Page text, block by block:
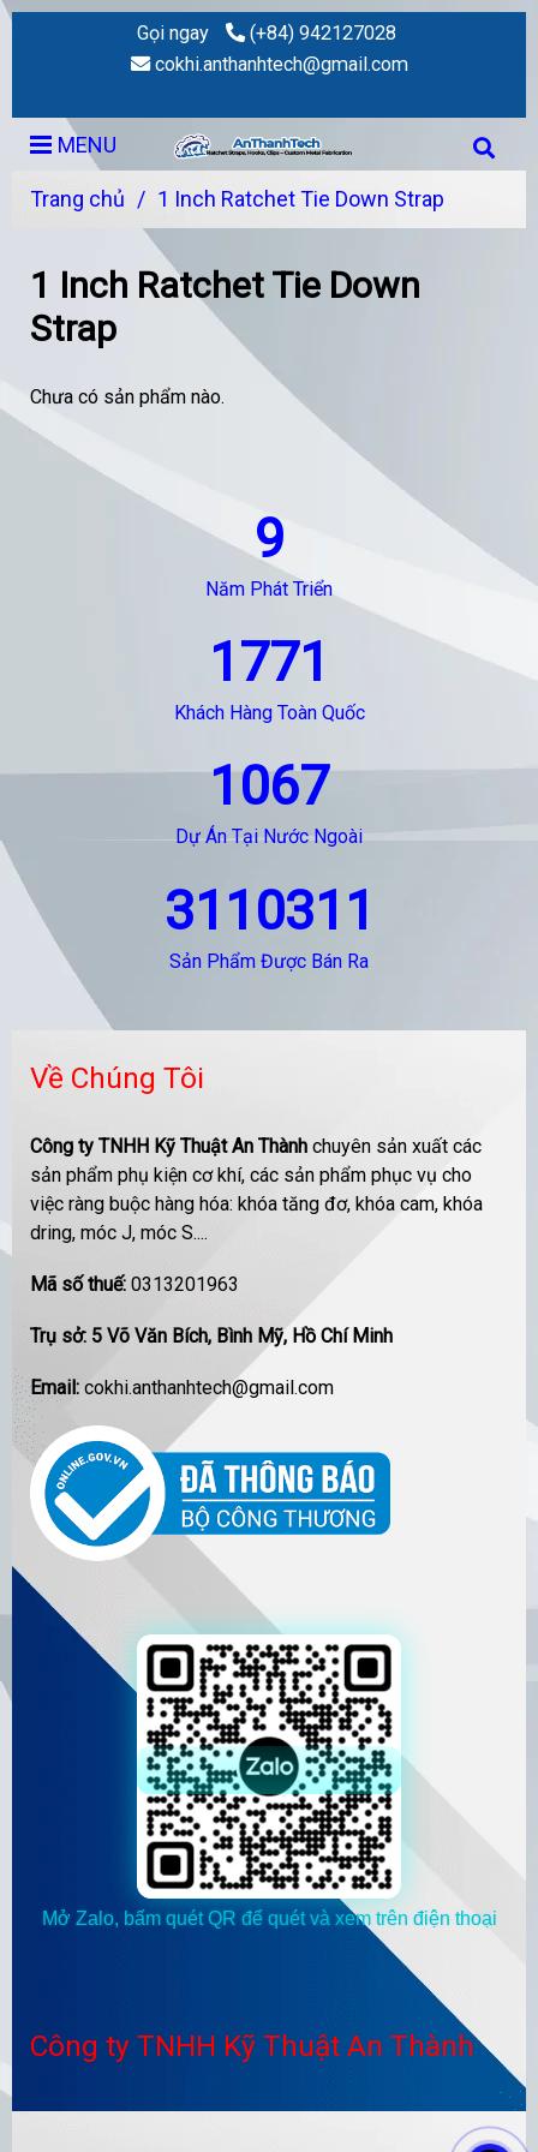
Gọi ngay
(+84) 942127028
cokhi.anthanhtech@gmail.com
MENU
Trang chủ / 1 Inch Ratchet Tie Down Strap
1 Inch Ratchet Tie Down
Strap
Chưa có sản phẩm nào.
9
Năm Phát Triển
1771
Khách Hàng Toàn Quốc
1067
Dự Án Tại Nước Ngoài
3110311
Sản Phẩm Được Bán Ra
Về Chúng Tôi
Công ty TNHH Kỹ Thuật An Thành chuyên sản xuất các
sản phẩm phụ kiện cơ khí, các sản phẩm phục vụ cho
việc ràng buộc hàng hóa: khóa tăng đơ, khóa cam, khóa
dring, móc J, móc S....
Mã số thuế: 0313201963
Trụ sở: 5 Võ Văn Bích, Bình Mỹ, Hồ Chí Minh
Email: cokhi.anthanhtech@gmail.com
Mở Zalo, bấm quét QR để quét và xem trên điện thoại
Công ty TNHH Kỹ Thuật An Thành